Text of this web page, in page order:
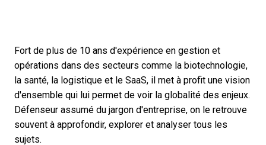
Fort de plus de 10 ans d'expérience en gestion et
opérations dans des secteurs comme la biotechnologie,
la santé, la logistique et le SaaS, il met à profit une vision
d'ensemble qui lui permet de voir la globalité des enjeux.
Défenseur assumé du jargon d'entreprise, on le retrouve
souvent à approfondir, explorer et analyser tous les
sujets.